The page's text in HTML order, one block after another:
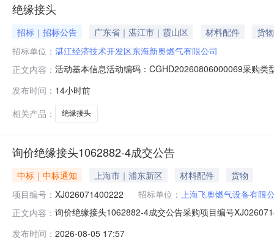
绝缘接头
招标｜招标公告 广东省｜湛江市｜霞山区 材料配件
货物
招标单位： 湛江经济技术开发区东海新奥燃气有限公司
正文内容： 活动基本信息活动编码：CGHD20260806000069采购
商,集成商,服务商供应商生产地类型：联系方式项目联
发布时间： 14小时前
相关产品：
绝缘接头
询价绝缘接头1062882-4成交公告
中标｜中标通知 上海市｜浦东新区 材料配件
货物
项目编号： XJ026071400222 招标单位： 上海飞奥燃气设备有限
正文内容： 询价绝缘接头1062882-4成交公告采购项目编号
发布时间： 2026-08-05 17:57